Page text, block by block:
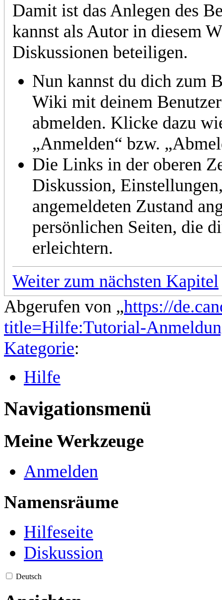
Damit ist das Anlegen des
kannst als Autor in diesem
Diskussionen beteiligen.
Nun kannst du dich zum
Wiki mit deinem
abmelden. Klicke dazu
„Anmelden“ bzw.
Die Links in der oberen
Diskussion,
angemeldeten Zustand
persönlichen Seiten, die
erleichtern.
Weiter zum nächsten Kapitel
Abgerufen von „https://
title=Hilfe:Tutorial-
Kategorie:
Hilfe
Navigationsmenü
Meine Werkzeuge
Anmelden
Namensräume
Hilfeseite
Diskussion
Deutsch